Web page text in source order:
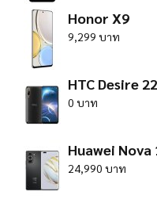
Honor X9
9,299 บาท
HTC Desire
0 บาท
Huawei Nova
24,990 บาท